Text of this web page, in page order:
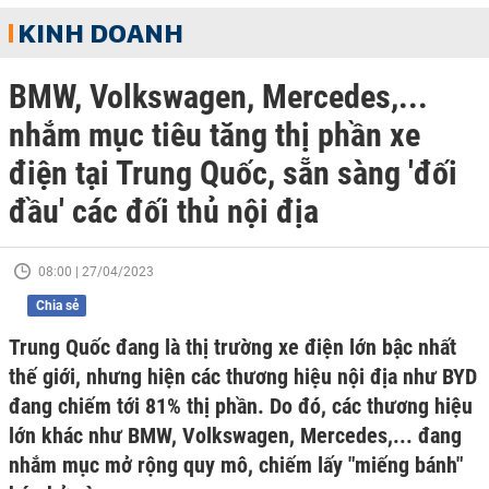
KINH DOANH
BMW, Volkswagen, Mercedes,...
nhắm mục tiêu tăng thị phần xe
điện tại Trung Quốc, sẵn sàng 'đối
đầu' các đối thủ nội địa
08:00 | 27/04/2023
Chia sẻ
Trung Quốc đang là thị trường xe điện lớn bậc nhất
thế giới, nhưng hiện các thương hiệu nội địa như BYD
đang chiếm tới 81% thị phần. Do đó, các thương hiệu
lớn khác như BMW, Volkswagen, Mercedes,... đang
nhắm mục mở rộng quy mô, chiếm lấy "miếng bánh"